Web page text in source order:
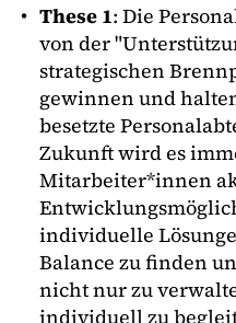
These 1: Die
von der
strategischen
gewinnen und
besetzte
Zukunft wird es
Mitarbeiter*innen
individuelle
Balance zu finden
nicht nur zu
individuell zu